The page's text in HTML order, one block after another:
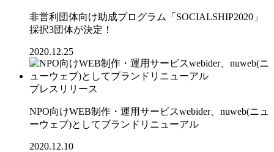
非営利団体向け助成プログラム「SOCIALSHIP2020」
採択3団体が決定！
2020.12.25
プレスリリース
NPO向けWEB制作・運用サービスwebider、nuweb(ニュ
ーウェブ)としてブランドリニューアル
2020.12.10